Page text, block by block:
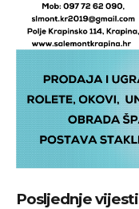
Posljednje vijesti